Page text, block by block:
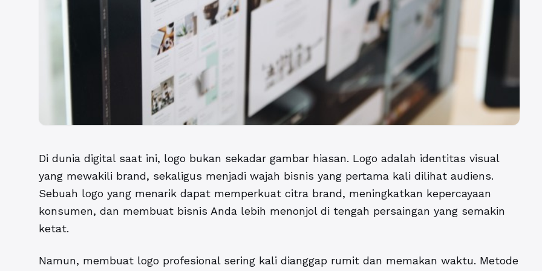
Di dunia digital saat ini, logo bukan sekadar gambar hiasan. Logo adalah identitas visual
yang mewakili brand, sekaligus menjadi wajah bisnis yang pertama kali dilihat audiens.
Sebuah logo yang menarik dapat memperkuat citra brand, meningkatkan kepercayaan
konsumen, dan membuat bisnis Anda lebih menonjol di tengah persaingan yang semakin
ketat.
Namun, membuat logo profesional sering kali dianggap rumit dan memakan waktu. Metode